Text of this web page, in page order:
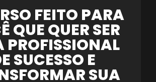
FEITO PARA
QUE QUER SER
PROFISSIONAL
SUCESSO E
SUA